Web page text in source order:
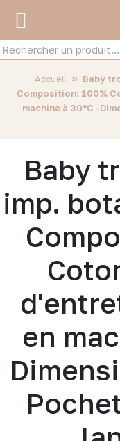
Accueil » Baby
Composition: 100%
machine à 30°C -
Baby
imp.
en